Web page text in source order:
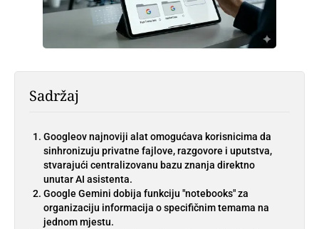
Sadržaj
Googleov najnoviji alat omogućava korisnicima da
sinhronizuju privatne fajlove, razgovore i uputstva,
stvarajući centralizovanu bazu znanja direktno
unutar AI asistenta.
Google Gemini dobija funkciju "notebooks" za
organizaciju informacija o specifičnim temama na
jednom mjestu.